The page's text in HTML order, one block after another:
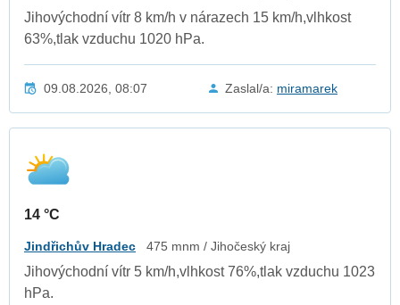
Jihovýchodní vítr 8 km/h v nárazech 15 km/h,vlhkost
63%,tlak vzduchu 1020 hPa.
09.08.2026, 08:07 Zaslal/a: miramarek
14 °C
Jindřichův Hradec 475 mnm / Jihočeský kraj
Jihovýchodní vítr 5 km/h,vlhkost 76%,tlak vzduchu 1023
hPa.